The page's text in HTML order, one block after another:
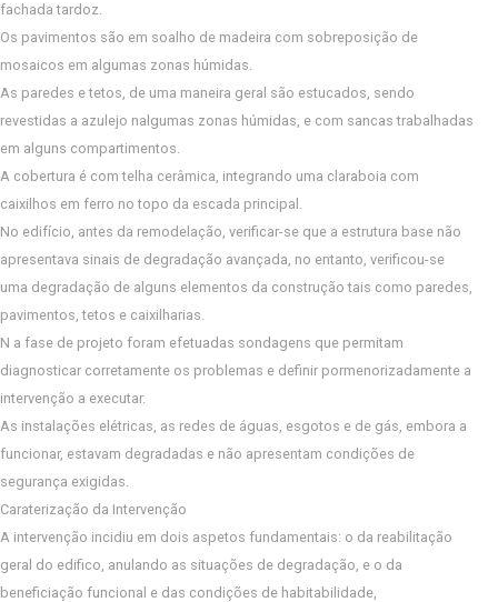
fachada tardoz.
Os pavimentos são em soalho de madeira com sobreposição de
mosaicos em algumas zonas húmidas.
As paredes e tetos, de uma maneira geral são estucados, sendo
revestidas a azulejo nalgumas zonas húmidas, e com sancas trabalhadas
em alguns compartimentos.
A cobertura é com telha cerâmica, integrando uma claraboia com
caixilhos em ferro no topo da escada principal.
No edifício, antes da remodelação, verificar-se que a estrutura base não
apresentava sinais de degradação avançada, no entanto, verificou-se
uma degradação de alguns elementos da construção tais como paredes,
pavimentos, tetos e caixilharias.
N a fase de projeto foram efetuadas sondagens que permitam
diagnosticar corretamente os problemas e definir pormenorizadamente a
intervenção a executar.
As instalações elétricas, as redes de águas, esgotos e de gás, embora a
funcionar, estavam degradadas e não apresentam condições de
segurança exigidas.
Caraterização da Intervenção
A intervenção incidiu em dois aspetos fundamentais: o da reabilitação
geral do edifico, anulando as situações de degradação, e o da
beneficiação funcional e das condições de habitabilidade,